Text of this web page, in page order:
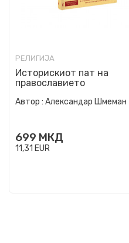
РЕЛИГИЈА
Историскиот пат на
православието
Автор : Александар Шмеман
699 МКД
11,31 EUR